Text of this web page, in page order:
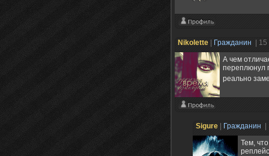
Nikolette Гражданин
|
А чем
переплюнул
реально
Sigure Гражданин
Тем,